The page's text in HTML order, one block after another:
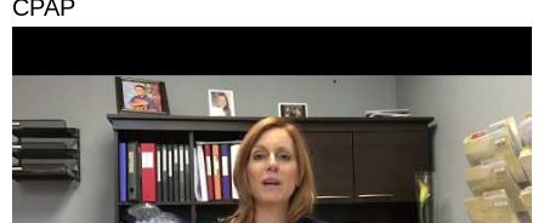
CPAP